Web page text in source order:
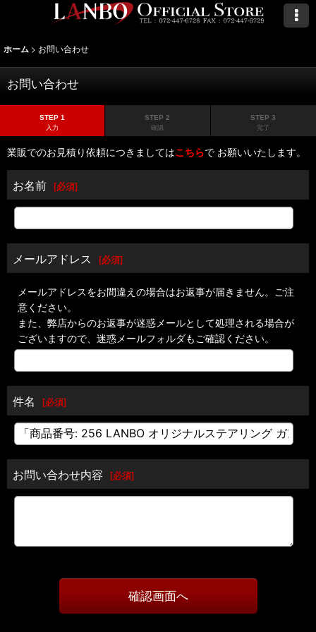
ホーム > お問い合わせ
お問い合わせ
STEP 1
入力
STEP 2
確認
STEP 3
完了
業販でのお見積り依頼につきましてはこちらで お願いいたします。
お名前 [必須]
メールアドレス [必須]
メールアドレスをお間違えの場合はお返事が届きません。ご注
意ください。
また、弊店からのお返事が迷惑メールとして処理される場合が
ございますので、迷惑メールフォルダもご確認ください。
件名 [必須]
お問い合わせ内容 [必須]
確認画面へ